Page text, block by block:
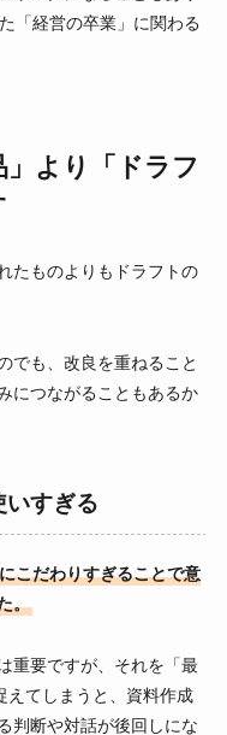
「経営の卒業」に関わる
」より「ドラフ
たものよりもドラフトの
でも、改良を重ねること
につながることもあるか
いすぎる
こだわりすぎることで意
。
重要ですが、それを「最
えてしまうと、資料作成
判断や対話が後回しにな